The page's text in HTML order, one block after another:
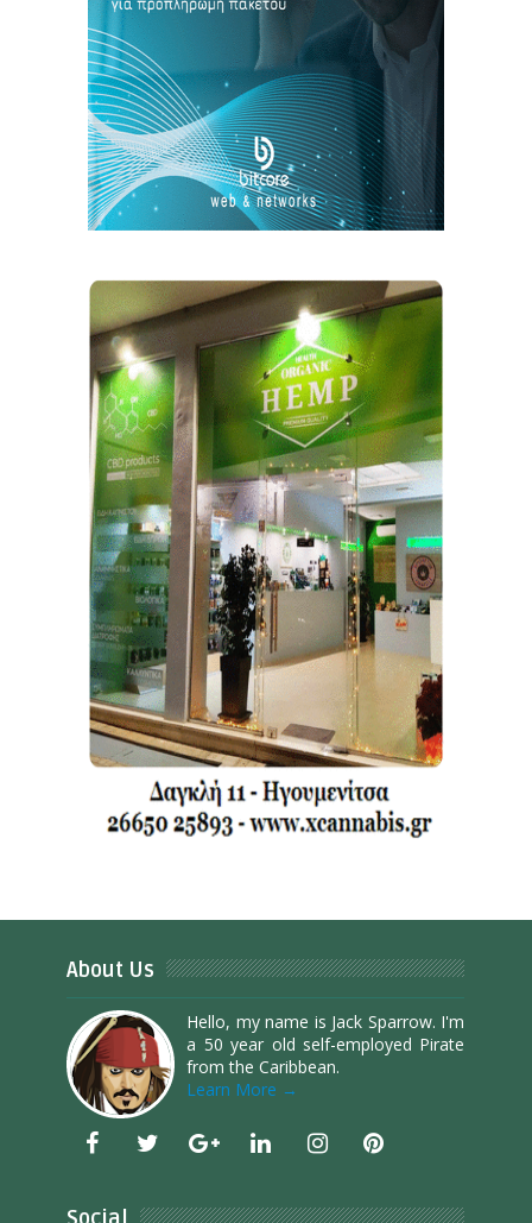
About Us
Hello, my name is Jack Sparrow. I'm
a 50 year old self-employed Pirate
from the Caribbean.
Learn More →
Social